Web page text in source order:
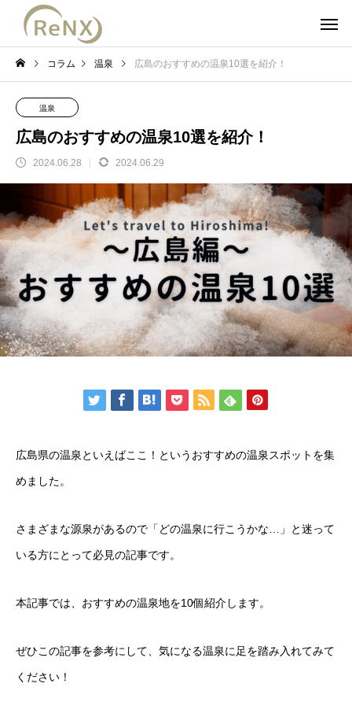
コラム 温泉 広島のおすすめの温泉10選を紹介！
温泉
広島のおすすめの温泉10選を紹介！
2024.06.28 2024.06.29
広島県の温泉といえばここ！というおすすめの温泉スポットを集
めました。
さまざまな源泉があるので「どの温泉に行こうかな…」と迷って
いる方にとって必見の記事です。
本記事では、おすすめの温泉地を10個紹介します。
ぜひこの記事を参考にして、気になる温泉に足を踏み入れてみて
ください！